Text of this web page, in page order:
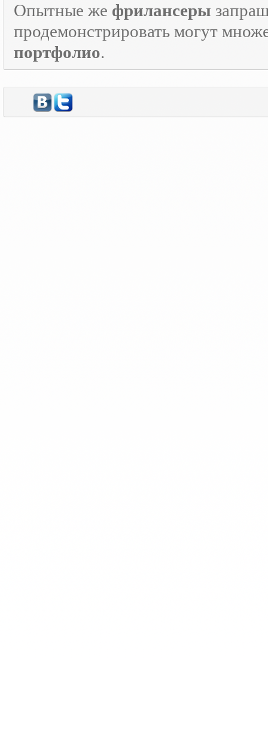
Опытные же фрилансеры
продемонстрировать могут
портфолио.